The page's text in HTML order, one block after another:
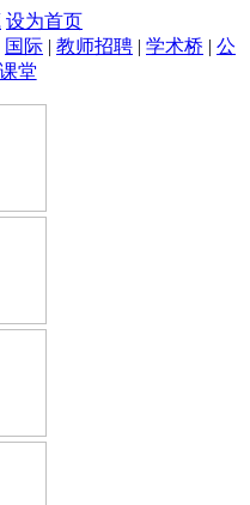
设为首页
国际 | 教师招聘 | 学术桥 | 公
课堂